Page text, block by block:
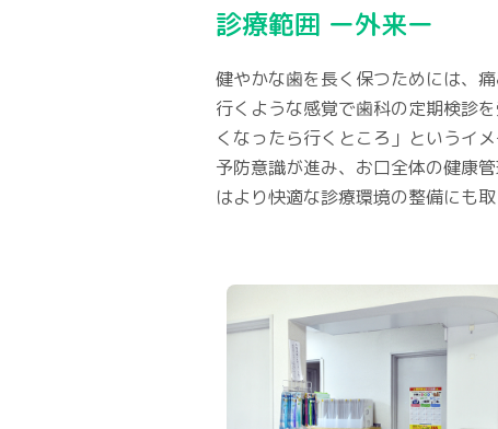
診療範囲 ー外来ー
健やかな歯を長く保つためには、
行くような感覚で歯科の定期検診
くなったら行くところ」というイ
予防意識が進み、お口全体の健康
はより快適な診療環境の整備にも